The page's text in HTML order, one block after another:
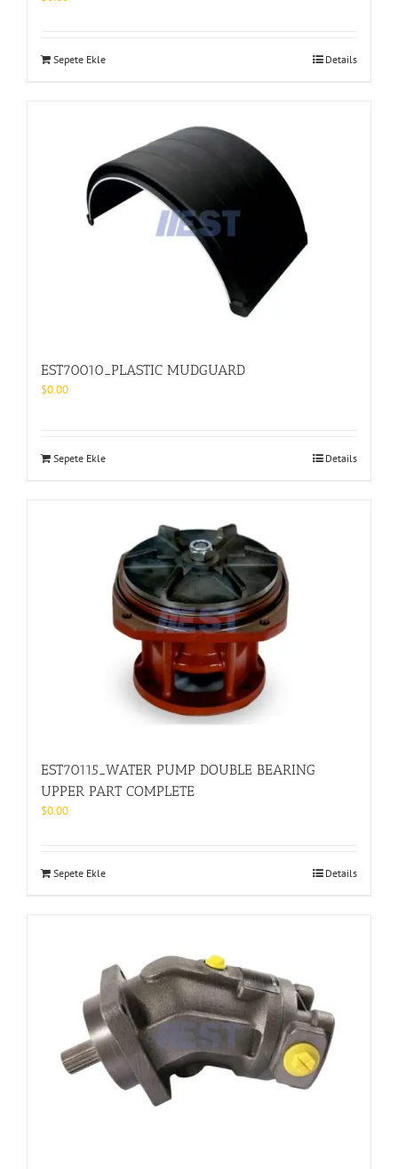
Sepete Ekle Details
EST70010_PLASTIC MUDGUARD
$0.00
Sepete Ekle Details
EST70115_WATER PUMP DOUBLE BEARING
UPPER PART COMPLETE
$0.00
Sepete Ekle Details